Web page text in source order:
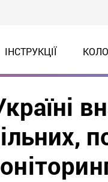
ІНСТРУКЦІЇ